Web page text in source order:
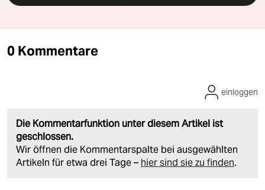
0 Kommentare
Die Kommentarfunktion unter diesem Artikel ist
geschlossen.
Wir öffnen die Kommentarspalte bei ausgewählten
Artikeln für etwa drei Tage – hier sind sie zu finden.
einloggen